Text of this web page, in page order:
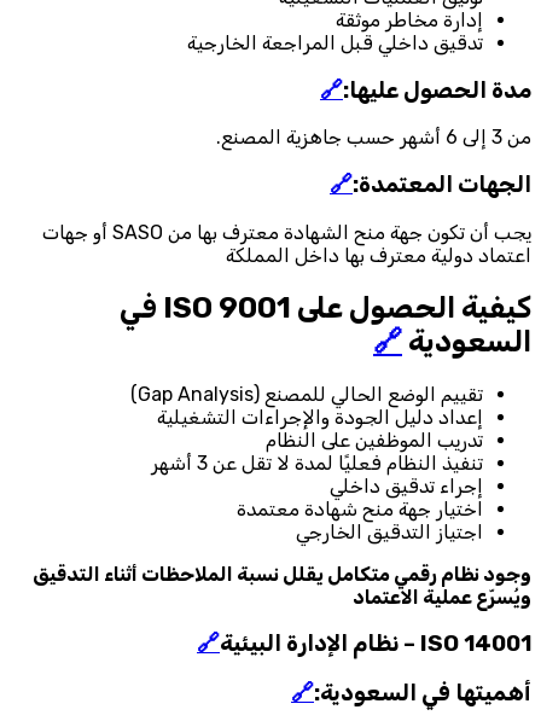
إدارة مخاطر موثقة
تدقيق داخلي قبل المراجعة الخارجية
مدة الحصول عليها:🔗
من 3 إلى 6 أشهر حسب جاهزية المصنع.
الجهات المعتمدة:🔗
يجب أن تكون جهة منح الشهادة معترف بها من SASO أو جهات
اعتماد دولية معترف بها داخل المملكة
كيفية الحصول على ISO 9001 في
السعودية 🔗
تقييم الوضع الحالي للمصنع (Gap Analysis)
إعداد دليل الجودة والإجراءات التشغيلية
تدريب الموظفين على النظام
تنفيذ النظام فعليًا لمدة لا تقل عن 3 أشهر
إجراء تدقيق داخلي
اختيار جهة منح شهادة معتمدة
اجتياز التدقيق الخارجي
وجود نظام رقمي متكامل يقلل نسبة الملاحظات أثناء التدقيق
ويُسرّع عملية الاعتماد
ISO 14001 – نظام الإدارة البيئية
🔗
أهميتها في السعودية:🔗